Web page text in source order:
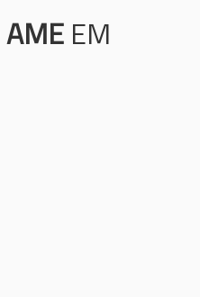
AME EM